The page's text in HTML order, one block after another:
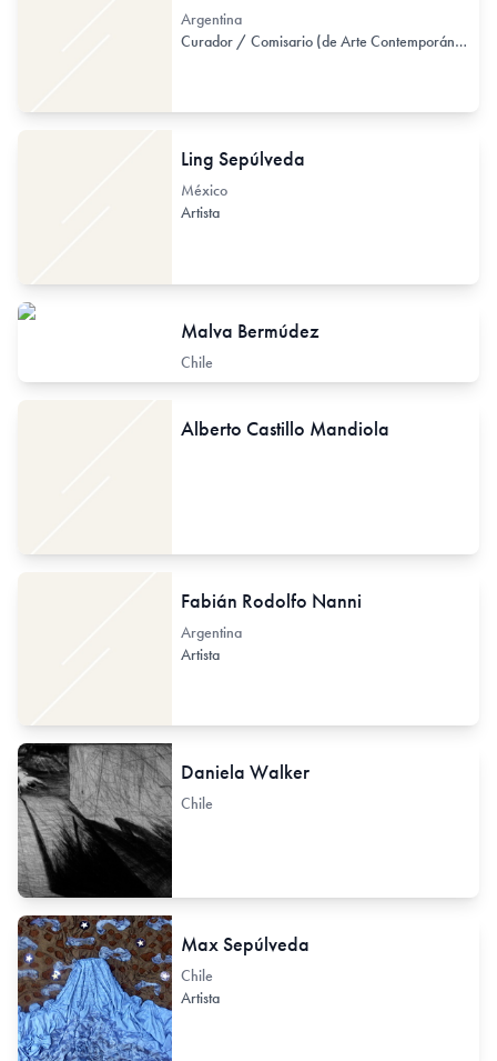
Argentina
Curador / Comisario (de Arte Contemporáneo)
Ling Sepúlveda
México
Artista
Malva Bermúdez
Chile
Alberto Castillo Mandiola
Fabián Rodolfo Nanni
Argentina
Artista
Daniela Walker
Chile
Max Sepúlveda
Chile
Artista